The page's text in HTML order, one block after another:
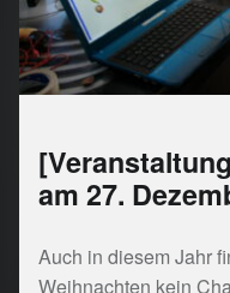
am 27.
Auch in diesem Jahr
Weihnachten kein